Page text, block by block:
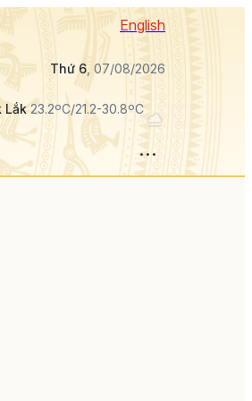
English
Thứ 6, 07/08/2026
Lắk23.2ºC/21.2-30.8ºC